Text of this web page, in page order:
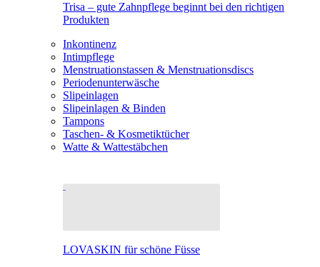
Trisa – gute Zahnpflege beginnt bei den richtigen
Produkten
Inkontinenz
Intimpflege
Menstruationstassen & Menstruationsdiscs
Periodenunterwäsche
Slipeinlagen
Slipeinlagen & Binden
Tampons
Taschen- & Kosmetiktücher
Watte & Wattestäbchen
LOVASKIN für schöne Füsse